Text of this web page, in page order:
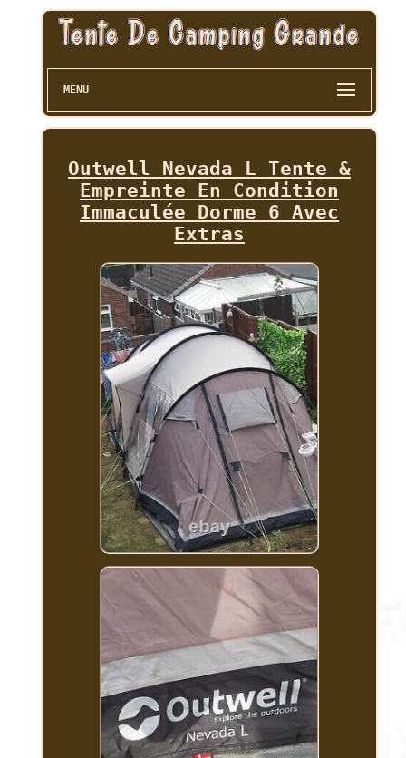
MENU
Outwell Nevada L Tente &
Empreinte En Condition
Immaculée Dorme 6 Avec
Extras